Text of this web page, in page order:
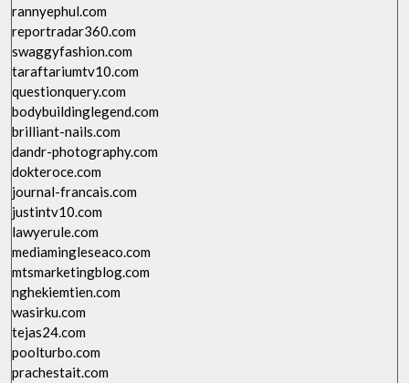
rannyephul.com
reportradar360.com
swaggyfashion.com
taraftariumtv10.com
questionquery.com
bodybuildinglegend.com
brilliant-nails.com
dandr-photography.com
dokteroce.com
journal-francais.com
justintv10.com
lawyerule.com
mediamingleseaco.com
mtsmarketingblog.com
nghekiemtien.com
wasirku.com
tejas24.com
poolturbo.com
prachestait.com